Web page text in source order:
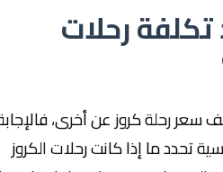
رحلات
رحلة كروز عن أخرى، فالإجابة
ما إذا كانت رحلات الكروز